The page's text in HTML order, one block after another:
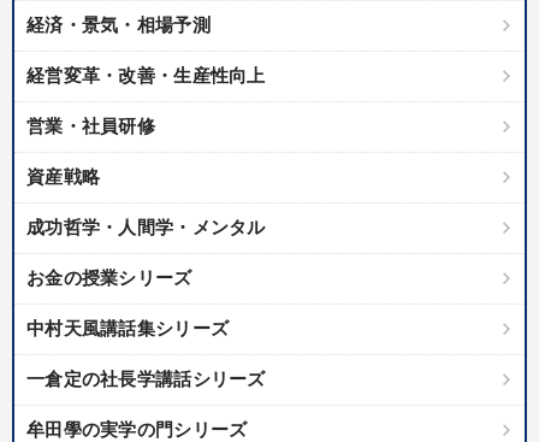
キーワード
SDGs サービス 金融
生き方の指針
※「更新」を押すと「テーマ」「キーワード」を更新いただけます。
ondemand_video 経営音声・動画を探す 更新する
経済・景気・相場予測
経営変革・改善・生産性向上
営業・社員研修
資産戦略
成功哲学・人間学・メンタル
お金の授業シリーズ
中村天風講話集シリーズ
一倉定の社長学講話シリーズ
牟田學の実学の門シリーズ